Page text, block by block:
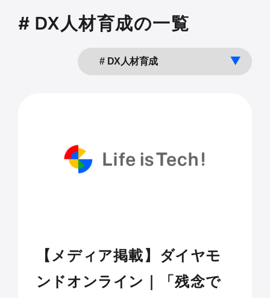
# DX人材育成の一覧
【メディア掲載】ダイヤモ
ンドオンライン｜「残念で